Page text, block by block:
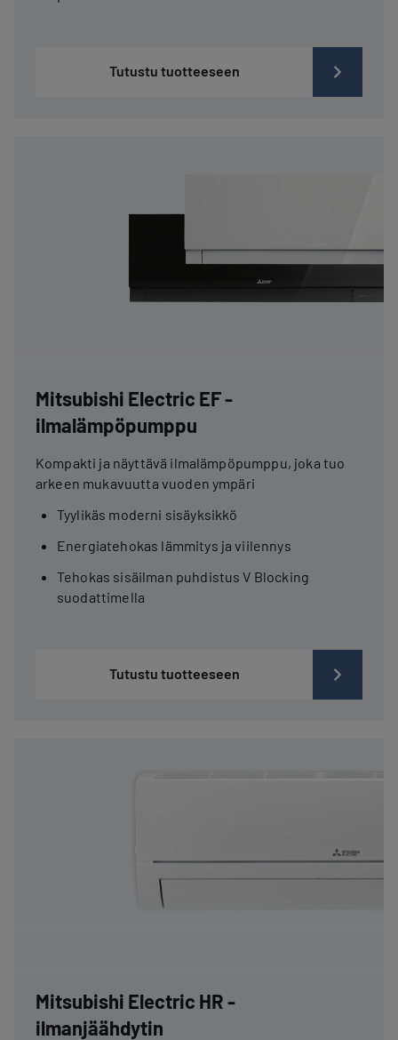
Tutustu tuotteeseen
Mitsubishi Electric EF -
ilmalämpöpumppu
Kompakti ja näyttävä ilmalämpöpumppu, joka tuo
arkeen mukavuutta vuoden ympäri
Tyylikäs moderni sisäyksikkö
Energiatehokas lämmitys ja viilennys
Tehokas sisäilman puhdistus V Blocking
suodattimella
Tutustu tuotteeseen
Mitsubishi Electric HR -
ilmanjäähdytin